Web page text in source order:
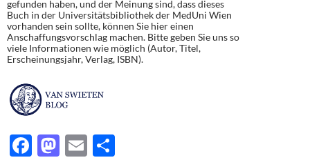
gefunden haben, und der Meinung sind, dass dieses
Buch in der Universitätsbibliothek der MedUni Wien
vorhanden sein sollte, können Sie hier einen
Anschaffungsvorschlag machen. Bitte geben Sie uns so
viele Informationen wie möglich (Autor, Titel,
Erscheinungsjahr, Verlag, ISBN).
F
M E